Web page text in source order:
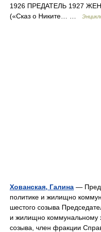
1926 ПРЕДАТЕЛЬ 1927
(«Сказ о Никите… …
Хованская, Галина —
политике и жилищно
шестого созыва
и жилищно коммунальному
созыва, член фракции